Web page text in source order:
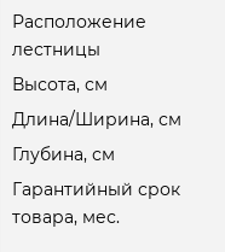
Расположение
лестницы
Высота, см
Длина/Ширина, см
Глубина, см
Гарантийный срок
товара, мес.